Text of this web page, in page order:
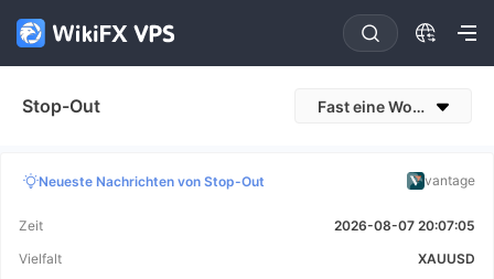
Stop-Out Fast eine Woche
Neueste Nachrichten von Stop-Out vantage
Zeit
2026-08-07 20:07:05
Vielfalt
XAUUSD